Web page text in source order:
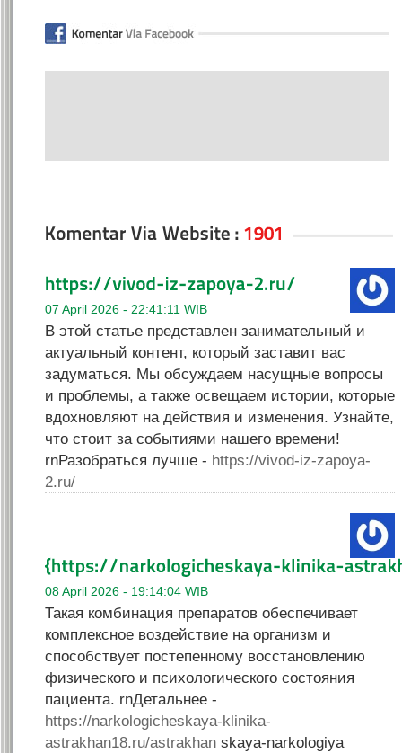
07 April 2026 - 22:41:11 WIB
В этой статье представлен занимательный и
актуальный контент, который заставит вас
задуматься. Мы обсуждаем насущные вопросы
и проблемы, а также освещаем истории, которые
вдохновляют на действия и изменения. Узнайте,
что стоит за событиями нашего времени!
rnРазобраться лучше - https://vivod-iz-zapoya-
2.ru/
08 April 2026 - 19:14:04 WIB
Такая комбинация препаратов обеспечивает
комплексное воздействие на организм и
способствует постепенному восстановлению
физического и психологического состояния
пациента. rnДетальнее -
https://narkologicheskaya-klinika-
astrakhan18.ru/astrakhan skaya-narkologiya